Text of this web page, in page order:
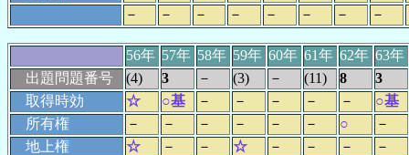
－
－ － － － － － －
56年 57年 58年 59年 60年 61年 62年 63年
出題問題番号
(4) 3 － (3) － (11) 8
3
取得時効
☆ ○基 － － － － －
○基
所有権
－ － － － － － ○
－
地上権
☆ － － ☆ － － －
－